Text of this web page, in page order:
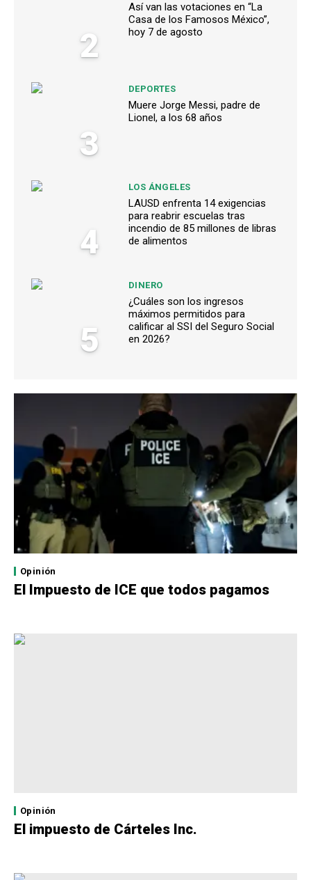
2
Así van las votaciones en “La
Casa de los Famosos México”,
hoy 7 de agosto
3
DEPORTES
Muere Jorge Messi, padre de
Lionel, a los 68 años
4
LOS ÁNGELES
LAUSD enfrenta 14 exigencias
para reabrir escuelas tras
incendio de 85 millones de libras
de alimentos
5
DINERO
¿Cuáles son los ingresos
máximos permitidos para
calificar al SSI del Seguro Social
en 2026?
Opinión
El Impuesto de ICE que todos pagamos
Opinión
El impuesto de Cárteles Inc.